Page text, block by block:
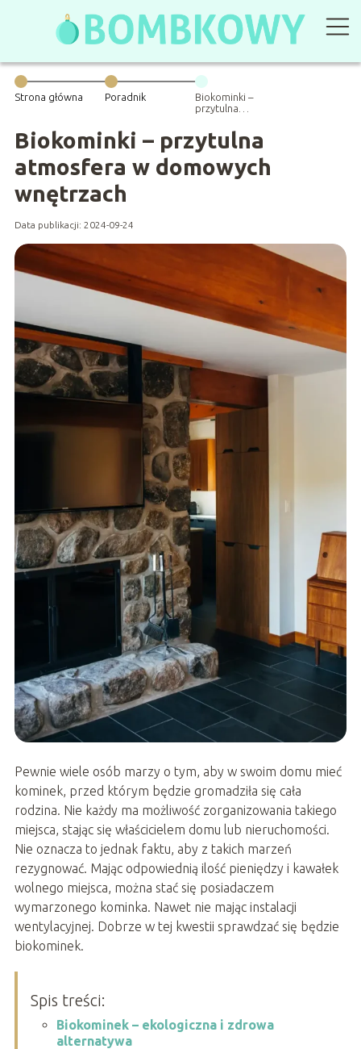
Strona główna Poradnik
Biokominki –
przytulna
domowych
wnętrzach
Biokominki – przytulna
atmosfera w domowych
wnętrzach
Data publikacji: 2024-09-24
Pewnie wiele osób marzy o tym, aby w swoim domu mieć
kominek, przed którym będzie gromadziła się cała
rodzina. Nie każdy ma możliwość zorganizowania takiego
miejsca, stając się właścicielem domu lub nieruchomości.
Nie oznacza to jednak faktu, aby z takich marzeń
rezygnować. Mając odpowiednią ilość pieniędzy i kawałek
wolnego miejsca, można stać się posiadaczem
wymarzonego kominka. Nawet nie mając instalacji
wentylacyjnej. Dobrze w tej kwestii sprawdzać się będzie
biokominek.
Spis treści:
Biokominek – ekologiczna i zdrowa
alternatywa